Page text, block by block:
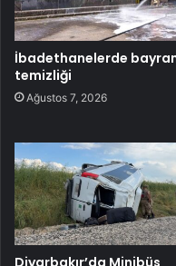
İbadethanelerde
temizliği
Ağustos 7, 2026
Diyarbakır’da Minibüs